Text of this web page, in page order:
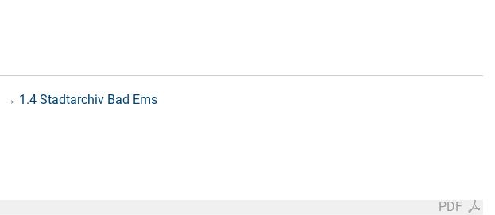
→ 1.4 Stadtarchiv Bad Ems
PDF